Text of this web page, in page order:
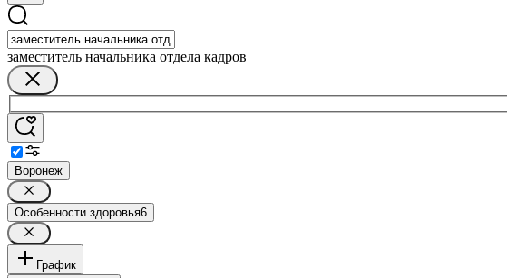
заместитель начальника отдела кадров
Воронеж
Особенности здоровья6
График